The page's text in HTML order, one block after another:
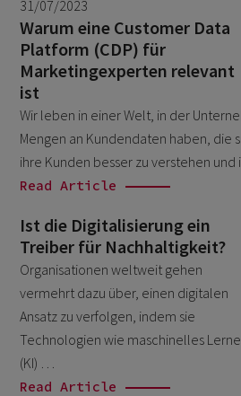
Blog
Branchen
Salesforce
Unkategorisiert
June 2026
October 2025
August 2025
November 2023
October 2023
July 2023
May 2023
March 2023
September 2022
August 2022
July 2022
June 2022
31/07/2023
Warum eine Customer Data
Platform (CDP) für
Marketingexperten relevant
ist
Wir leben in einer Welt, in der
Mengen an Kundendaten haben, die
ihre Kunden besser zu verstehen
Read Article
Ist die Digitalisierung ein
Treiber für Nachhaltigkeit?
Organisationen weltweit gehen
vermehrt dazu über, einen digitalen
Ansatz zu verfolgen, indem sie
Technologien wie maschinelles
(KI) …
Read Article